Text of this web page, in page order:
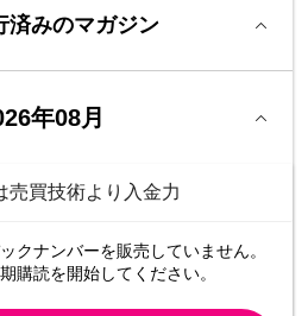
済みのマガジン
年08月
売買技術より入金力
クナンバーを販売していません。
購読を開始してください。